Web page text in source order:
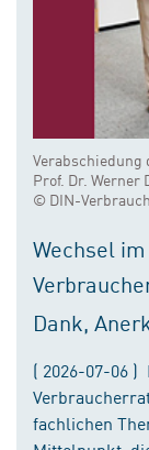
Verabschiedung
Prof. Dr. Werner
© DIN-
Wechsel
Dank,
( 2026-07-06 )
fachlichen